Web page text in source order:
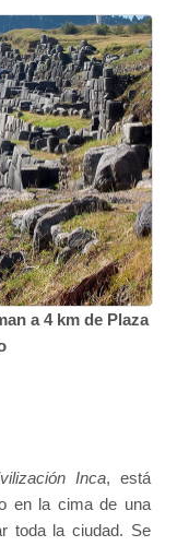
a 4 km de Plaza
Inca, está
en la cima de una
toda la ciudad. Se